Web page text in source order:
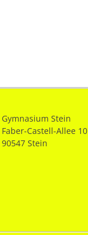
Gymnasium Stein
Faber-Castell-Allee 10
90547 Stein